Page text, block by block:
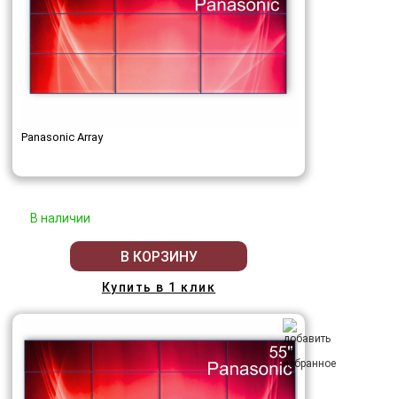
Panasonic Array
В наличии
В КОРЗИНУ
Купить в 1 клик